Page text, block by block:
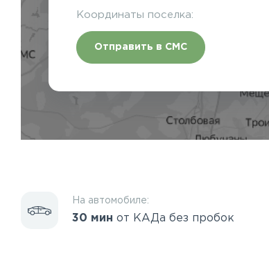
Координаты поселка:
Отправить в СМС
На автомобиле:
30 мин от КАДа без пробок